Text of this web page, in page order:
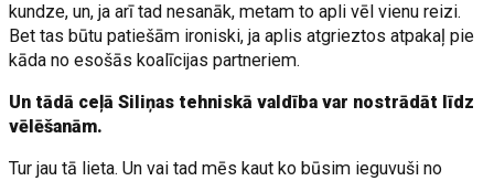
kundze, un, ja arī tad nesanāk, metam to apli vēl vienu reizi.
Bet tas būtu patiešām ironiski, ja aplis atgrieztos atpakaļ pie
kāda no esošās koalīcijas partneriem.
Un tādā ceļā Siliņas tehniskā valdība var nostrādāt līdz
vēlēšanām.
Tur jau tā lieta. Un vai tad mēs kaut ko būsim ieguvuši no